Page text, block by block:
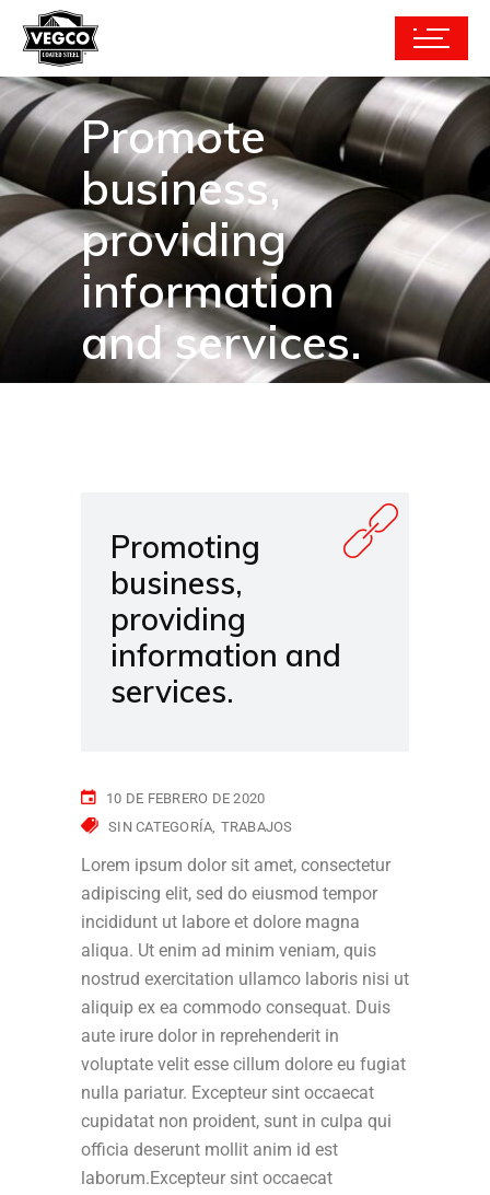
Promote
business,
providing
information
and services.
Promoting
business,
providing
information and
services.
10 DE FEBRERO DE 2020
SIN CATEGORÍA TRABAJOS
Lorem ipsum dolor sit amet, consectetur
adipiscing elit, sed do eiusmod tempor
incididunt ut labore et dolore magna
aliqua. Ut enim ad minim veniam, quis
nostrud exercitation ullamco laboris nisi ut
aliquip ex ea commodo consequat. Duis
aute irure dolor in reprehenderit in
voluptate velit esse cillum dolore eu fugiat
nulla pariatur. Excepteur sint occaecat
cupidatat non proident, sunt in culpa qui
officia deserunt mollit anim id est
laborum.Excepteur sint occaecat